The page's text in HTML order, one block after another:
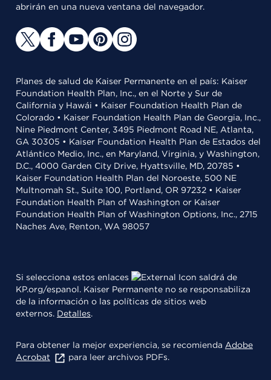
abrirán en una nueva ventana del navegador.
Planes de salud de Kaiser Permanente en el país: Kaiser
Foundation Health Plan, Inc., en el Norte y Sur de
California y Hawái • Kaiser Foundation Health Plan de
Colorado • Kaiser Foundation Health Plan de Georgia, Inc.,
Nine Piedmont Center, 3495 Piedmont Road NE, Atlanta,
GA 30305 • Kaiser Foundation Health Plan de Estados del
Atlántico Medio, Inc., en Maryland, Virginia, y Washington,
D.C., 4000 Garden City Drive, Hyattsville, MD, 20785 •
Kaiser Foundation Health Plan del Noroeste, 500 NE
Multnomah St., Suite 100, Portland, OR 97232 • Kaiser
Foundation Health Plan of Washington or Kaiser
Foundation Health Plan of Washington Options, Inc., 2715
Naches Ave, Renton, WA 98057
Si selecciona estos enlaces
saldrá de
KP.org/espanol. Kaiser Permanente no se responsabiliza
de la información o las políticas de sitios web
externos. Detalles.
Para obtener la mejor experiencia, se recomienda Adobe
Acrobat
para leer archivos PDFs.